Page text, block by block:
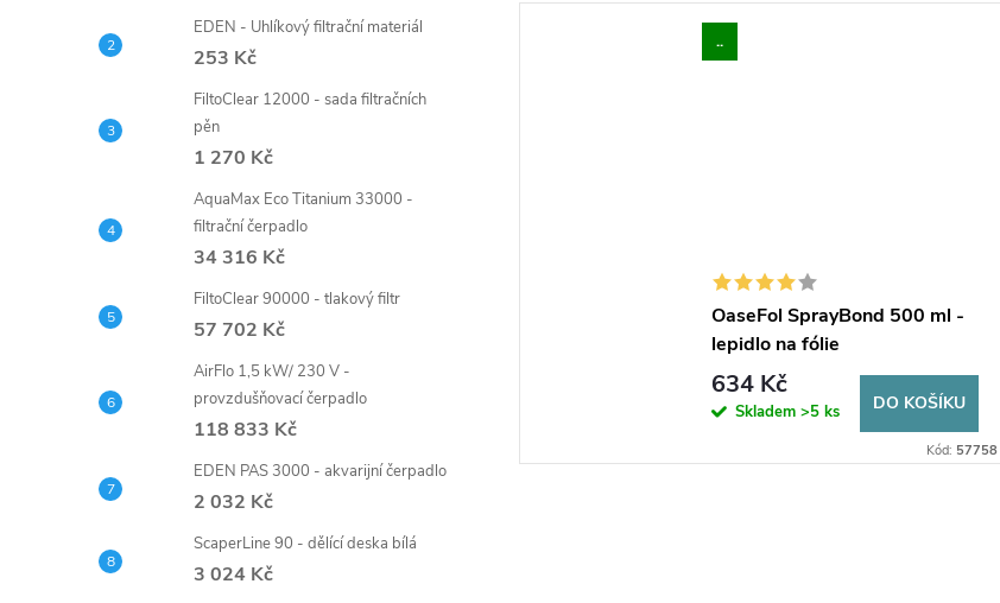
EDEN - Uhlíkový filtrační materiál
253 Kč
FiltoClear 12000 - sada filtračních
pěn
1 270 Kč
AquaMax Eco Titanium 33000 -
filtrační čerpadlo
34 316 Kč
FiltoClear 90000 - tlakový filtr
57 702 Kč
AirFlo 1,5 kW/ 230 V -
provzdušňovací čerpadlo
118 833 Kč
EDEN PAS 3000 - akvarijní čerpadlo
2 032 Kč
ScaperLine 90 - dělící deska bílá
3 024 Kč
..
OaseFol SprayBond 500 ml -
lepidlo na fólie
634 Kč
Skladem >5 ks DO KOŠÍKU
Kód: 57758